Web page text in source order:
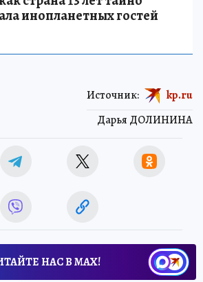
инопланетных гостей
Дарья ДОЛИНИНА
Источник: kp.ru
НАС В МАХ!